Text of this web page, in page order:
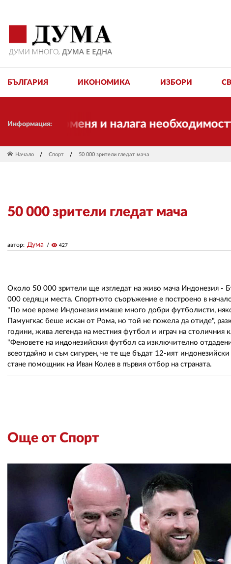
БЪЛГАРИЯ ИКОНОМИКА ИЗБОРИ
Информация:
променя и налага необходимостта
Начало Спорт 50 000 зрители гледат мача
50 000 зрители гледат мача
автор: Дума visibility 427
Около 50 000 зрители ще изгледат на живо мача Индонезия -
000 седящи места. Спортното съоръжение е построено в
"По мое време Индонезия имаше много добри футболисти,
Памунгкас беше искан от Рома, но той не пожела да отиде",
години, жива легенда на местния футбол и играч на столичния
"Феновете на индонезийския футбол са изключително
всеотдайно и съм сигурен, че те ще бъдат 12-ият
стане помощник на Иван Колев в първия отбор на страната.
Още от Спорт